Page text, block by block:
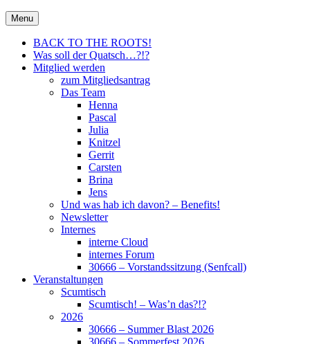
Skip
to
content
30666 – City Of Metal e.V.
Metal für Hannover \m/
Menu
BACK TO THE ROOTS!
Was soll der Quatsch…?!?
Mitglied werden
zum Mitgliedsantrag
Das Team
Henna
Pascal
Julia
Knitzel
Gerrit
Carsten
Brina
Jens
Und was hab ich davon? – Benefits!
Newsletter
Internes
interne Cloud
internes Forum
30666 – Vorstandssitzung (Senfcall)
Veranstaltungen
Scumtisch
Scumtisch! – Was’n das?!?
2026
30666 – Summer Blast 2026
30666 – Sommerfest 2026